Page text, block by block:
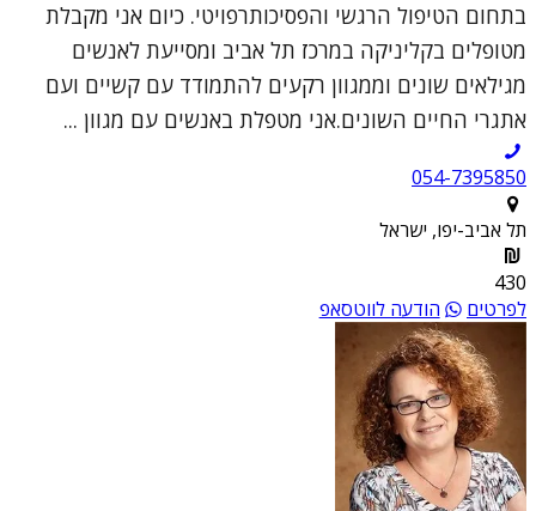
בתחום הטיפול הרגשי והפסיכותרפויטי. כיום אני מקבלת
מטופלים בקליניקה במרכז תל אביב ומסייעת לאנשים
מגילאים שונים וממגוון רקעים להתמודד עם קשיים ועם
אתגרי החיים השונים.אני מטפלת באנשים עם מגוון ...
054-7395850
תל אביב-יפו, ישראל
430
לפרטים
הודעה לווטסאפ